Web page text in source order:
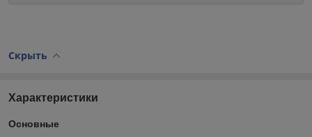
Скрыть
Характеристики
Основные